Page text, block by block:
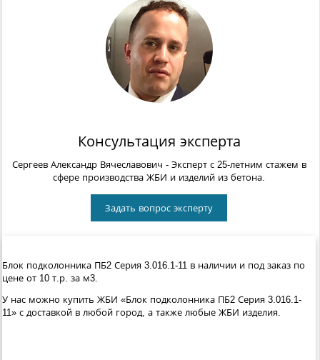
Консультация эксперта
Сергеев Александр Вячеславович - Эксперт с 25-летним стажем в
сфере производства ЖБИ и изделий из бетона.
Задать вопрос эксперту
Блок подколонника ПБ2 Серия 3.016.1-11 в наличии и под заказ по
цене от 10 т.р. за м3.
У нас можно купить ЖБИ «Блок подколонника ПБ2 Серия 3.016.1-
11» с доставкой в любой город, а также любые ЖБИ изделия.